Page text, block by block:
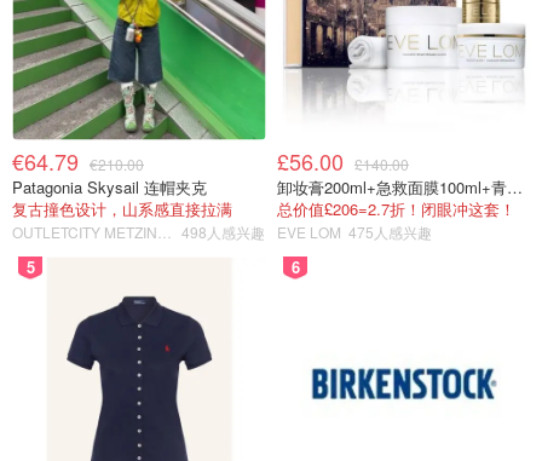
€64.79 €210.00
Patagonia Skysail 连帽夹克
复古撞色设计，山系感直接拉满
498人感兴趣
£56.00 £140.00
卸妆膏200ml+急救面膜100ml+青春面霜15ml
总价值£206=2.7折！闭眼冲这套！
EVE LOM 475人感兴趣
5 6